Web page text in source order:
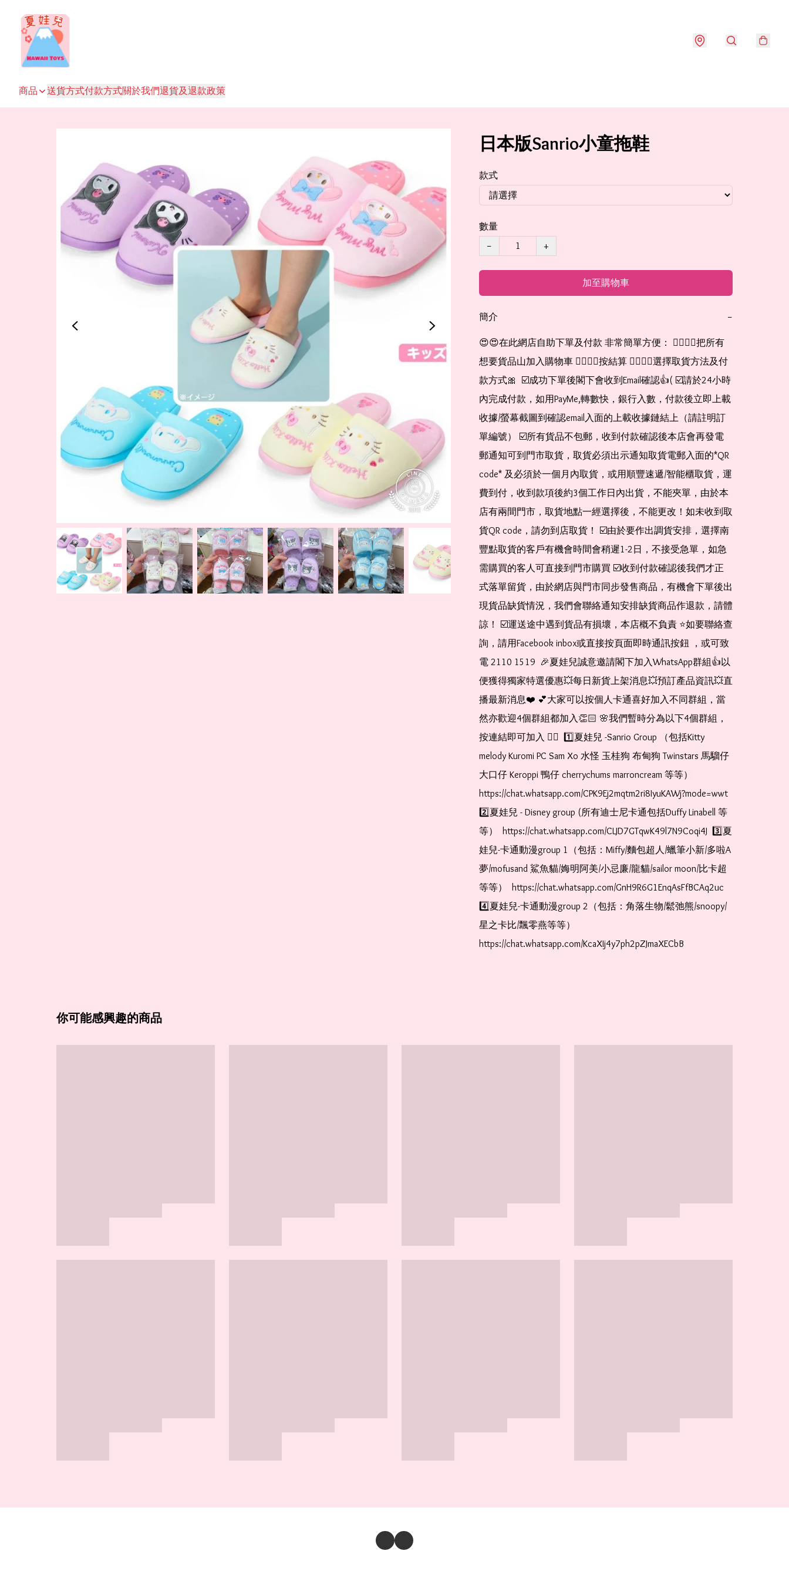
商品 送貨方式付款方式關於我們退貨及退款政策
日本版Sanrio小童拖鞋
款式
數量
−
+
加至購物車
簡介 −
😍😍在此網店自助下單及付款 非常簡單方便： 👉🏻👉🏻把所有
想要貨品山加入購物車 👉🏻👉🏻按結算 👉🏻👉🏻選擇取貨方法及付
款方式🎀  ☑️成功下單後閣下會收到Email確認👍( ☑️請於24小時
內完成付款，如用PayMe,轉數快，銀行入數，付款後立即上載
收據/螢幕截圖到確認email入面的上載收據鏈結上（請註明訂
單編號） ☑️所有貨品不包郵，收到付款確認後本店會再發電
郵通知可到門市取貨，取貨必須出示通知取貨電郵入面的*QR
code* 及必須於一個月內取貨，或用順豐速遞/智能櫃取貨，運
費到付，收到款項後約3個工作日內出貨，不能夾單，由於本
店有兩間門市，取貨地點一經選擇後，不能更改！如未收到取
貨QR code，請勿到店取貨！ ☑️由於要作出調貨安排，選擇南
豐點取貨的客戶有機會時間會稍遲1-2日，不接受急單，如急
需購買的客人可直接到門市購買 ☑️收到付款確認後我們才正
式落單留貨，由於網店與門市同步發售商品，有機會下單後出
現貨品缺貨情況，我們會聯絡通知安排缺貨商品作退款，請體
諒！ ☑️運送途中遇到貨品有損壞，本店概不負責 ⭐️如要聯絡查
詢，請用Facebook inbox或直接按頁面即時通訊按鈕 ，或可致
電 2110 1519  🎉夏娃兒誠意邀請閣下加入WhatsApp群組👍以
便獲得獨家特選優惠💥每日新貨上架消息💥預訂產品資訊💥直
播最新消息❤️ 💕大家可以按個人卡通喜好加入不同群組，當
然亦歡迎4個群組都加入👏🏻 🌸我們暫時分為以下4個群組，
按連結即可加入 👇🏻  1️⃣夏娃兒 -Sanrio Group （包括Kitty
melody Kuromi PC Sam Xo 水怪 玉桂狗 布甸狗 Twinstars 馬騮仔
大口仔 Keroppi 鴨仔 cherrychums marroncream 等等）
https://chat.whatsapp.com/CPK9Ej2mqtm2ri8IyuKAWj?mode=wwt
2️⃣夏娃兒 - Disney group (所有迪士尼卡通包括Duffy Linabell 等
等）  https://chat.whatsapp.com/CLJD7GTqwK49l7N9Coqi4J  3️⃣夏
娃兒-卡通動漫group 1（包括：Miffy/麵包超人/蠟筆小新/多啦A
夢/mofusand 鯊魚貓/娒明阿美/小忌廉/龍貓/sailor moon/比卡超
等等）  https://chat.whatsapp.com/GnH9R6G1EnqAsFfBCAq2uc
4️⃣夏娃兒-卡通動漫group 2（包括：角落生物/鬆弛熊/snoopy/
星之卡比/飄零燕等等）
https://chat.whatsapp.com/KcaXIj4y7ph2pZJmaXECbB
你可能感興趣的商品